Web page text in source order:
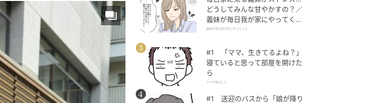
どうしてみんな甘やかすの？／
義妹が毎日我が家にやってくる
（1）【義父母がシンドイんで
義妹が毎日我が家にやってくる
#1 「ママ、生きてるよね？」
寝ていると思って部屋を開けた
ら
ママが家出した
#1 送迎のバスから「娘が降り